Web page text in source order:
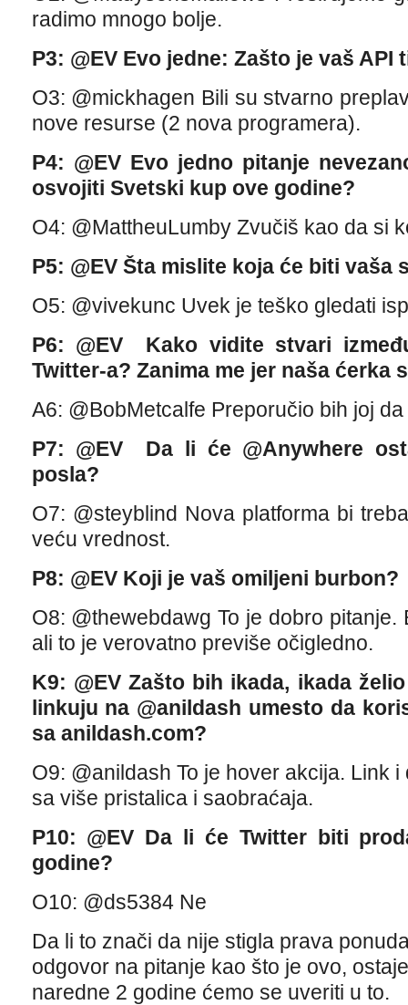
radimo mnogo bolje.
P3: @EV Evo jedne: Zašto je vaš
O3: @mickhagen Bili su stvarno
nove resurse (2 nova programera).
P4: @EV Evo jedno pitanje
osvojiti Svetski kup ove godine?
O4: @MattheuLumby Zvučiš kao da si
P5: @EV Šta mislite koja će biti vaša
O5: @vivekunc Uvek je teško gledati
P6: @EV Kako vidite stvari
Twitter-a? Zanima me jer naša ćerka
A6: @BobMetcalfe Preporučio bih joj
P7: @EV Da li će @Anywhere
posla?
O7: @steyblind Nova platforma bi
veću vrednost.
P8: @EV Koji je vaš omiljeni burbon?
O8: @thewebdawg To je dobro
ali to je verovatno previše očigledno.
K9: @EV Zašto bih ikada, ikada
linkuju na @anildash umesto da
sa anildash.com?
O9: @anildash To je hover akcija. Link
sa više pristalica i saobraćaja.
P10: @EV Da li će Twitter biti
godine?
O10: @ds5384 Ne
Da li to znači da nije stigla prava
odgovor na pitanje kao što je ovo,
naredne 2 godine ćemo se uveriti u to.